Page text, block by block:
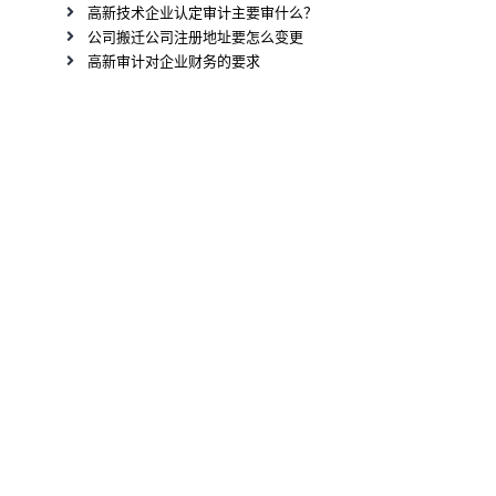
高新技术企业认定审计主要审什么？
公司搬迁公司注册地址要怎么变更
高新审计对企业财务的要求